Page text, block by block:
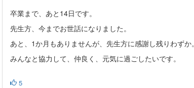
卒業まで、あと14日です。
先生方、今までお世話になりました。
あと、1か月もありませんが、先生方に感謝し残りわずか。
みんなと協力して、仲良く、元気に過ごしたいです。
5